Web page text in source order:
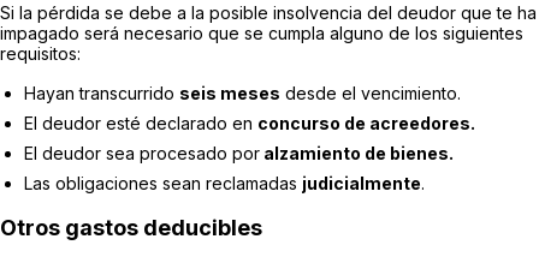
Si la pérdida se debe a la posible insolvencia del deudor que te ha
impagado será necesario que se cumpla alguno de los siguientes
requisitos:
Hayan transcurrido seis meses desde el vencimiento.
El deudor esté declarado en concurso de acreedores.
El deudor sea procesado por alzamiento de bienes.
Las obligaciones sean reclamadas judicialmente.
Otros gastos deducibles